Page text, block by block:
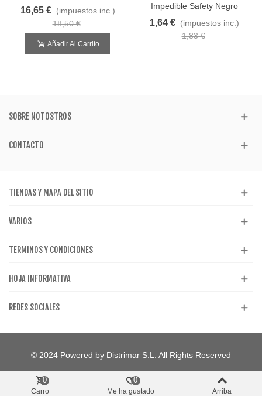
16,65 € (impuestos inc.)
18,50 €
Añadir Al Carrito
Impedible Safety Negro
1,64 € (impuestos inc.)
1,83 €
SOBRE NOTOSTROS
CONTACTO
TIENDAS Y MAPA DEL SITIO
VARIOS
TERMINOS Y CONDICIONES
HOJA INFORMATIVA
REDES SOCIALES
© 2024 Powered by Distrimar S.L. All Rights Reserved
Carro
0
Me ha gustado
0
Arriba